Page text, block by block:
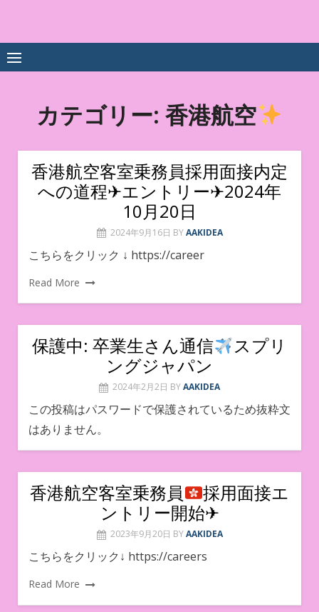
content
数UPｽｸｰﾙ
カテゴリー:香港航空
香港航空客室乗務員採用面接内定
への道程✈︎エントリー✈︎2024年
10月20日
2024年9月16日 BY AAKIDEA
こちらをクリック ↓ https://career
Read More
保護中: 卒業生さん通信
スプリ
ングジャパン
2024年2月2日 BYAAKIDEA
この投稿はパスワードで保護されているため抜粋文
はありません。
香港航空客室乗務員
採用面接エ
ントリー開始✈︎
2023年9月20日 BY AAKIDEA
こちらをクリック↓ https://careers
Read More